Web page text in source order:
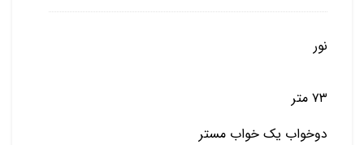
نور
۷۳ متر
دوخواب یک خواب مستر